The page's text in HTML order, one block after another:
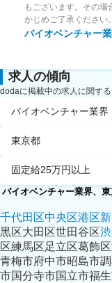
もございます。その場
かじめご了承ください。
バイオベンチャー
求人の傾向
dodaに掲載中の求人に関す
バイオベンチャー業界
東京都
固定給25万円以上
バイオベンチャー業界、
千代田区中央区港区
黒区大田区世田谷区
区練馬区足立区葛飾区
青梅市府中市昭島市
市国分寺市国立市福